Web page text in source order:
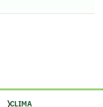
CLIMA